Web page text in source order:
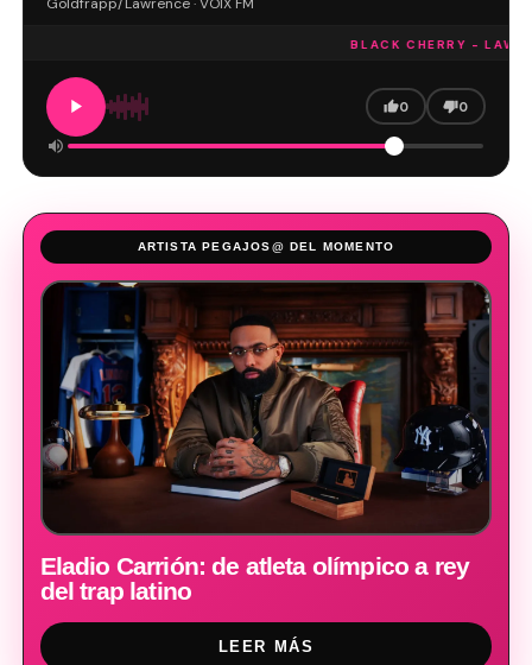
BLACK CHERRY -
0 0
ARTISTA PEGAJOS@ DEL MOMENTO
Eladio Carrión: de atleta olímpico a rey
del trap latino
LEER MÁS